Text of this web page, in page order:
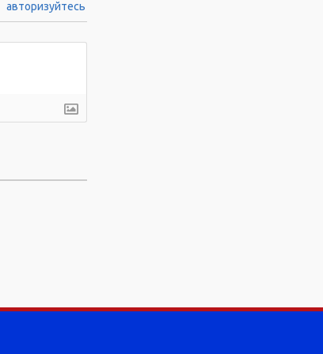
авторизуйтесь